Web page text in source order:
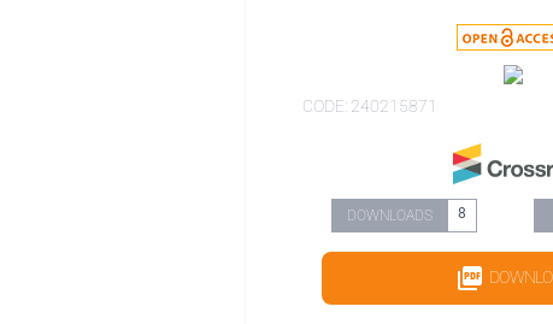
CODE: 240215871
DOWNLOADS 8